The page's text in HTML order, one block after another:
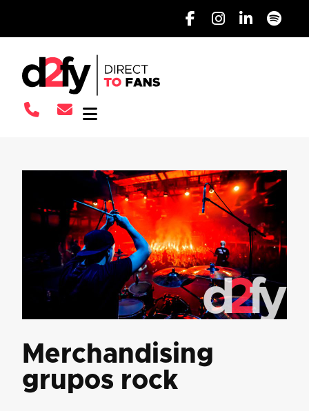
Merchandising
grupos rock